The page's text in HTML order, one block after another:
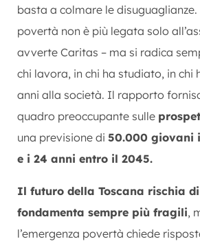
basta a colmare le disuguaglianze.
povertà non è più legata solo
avverte Caritas – ma si radica
chi lavora, in chi ha studiato, in chi
anni alla società. Il rapporto
quadro preoccupante sulle
una previsione di 50.000 giovani
e i 24 anni entro il 2045.
Il futuro della Toscana rischia
fondamenta sempre più fragili,
l’emergenza povertà chiede